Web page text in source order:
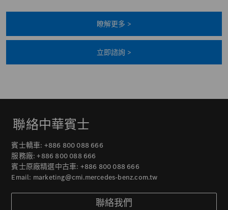
瞭解更多 >
立即諮詢 >
聯絡中華賓士
賓士轎車: +886 800 088 666
服務廠:+886 800 088 666
賓士原廠精選中古車: +886 800 088 666
Email: marketing@cmi.mercedes-benz.com.tw
聯絡我們